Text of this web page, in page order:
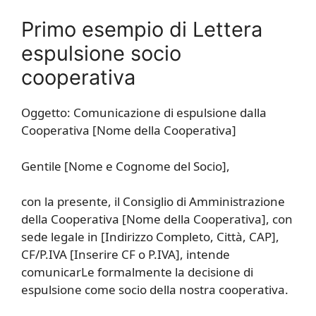
Primo esempio di Lettera
espulsione socio
cooperativa
Oggetto: Comunicazione di espulsione dalla
Cooperativa [Nome della Cooperativa]
Gentile [Nome e Cognome del Socio],
con la presente, il Consiglio di Amministrazione
della Cooperativa [Nome della Cooperativa], con
sede legale in [Indirizzo Completo, Città, CAP],
CF/P.IVA [Inserire CF o P.IVA], intende
comunicarLe formalmente la decisione di
espulsione come socio della nostra cooperativa.